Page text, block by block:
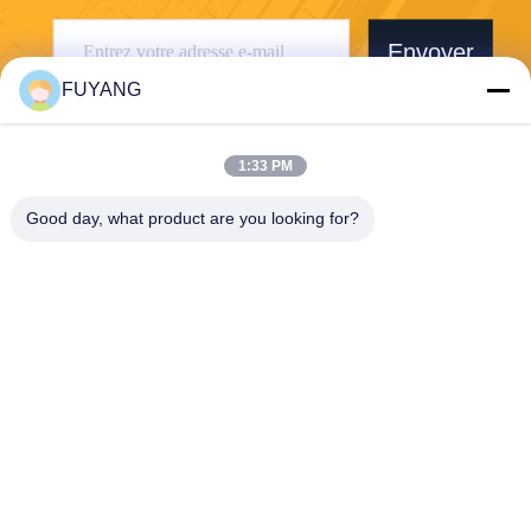
Envoyer
Shenzhen FUYANG Technology Group Co.
FUYANG
1:33 PM
Good day, what product are you looking for?